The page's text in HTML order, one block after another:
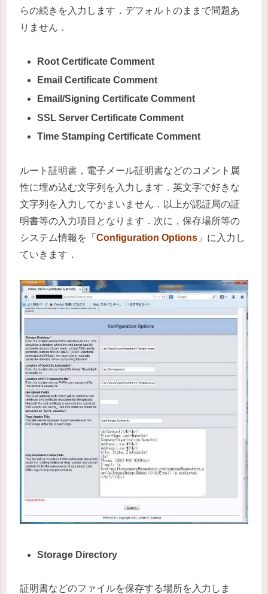
らの続きを入力します．デフォルトのままで問題あ
りません．
Root Certificate Comment
Email Certificate Comment
Email/Signing Certificate Comment
SSL Server Certificate Comment
Time Stamping Certificate Comment
ルート証明書，電子メール証明書などのコメント属
性に埋め込む文字列を入力します．英文字で好きな
文字列を入力してかまいません．以上が認証局の証
明書等の入力項目となります．次に，保存場所等の
システム情報を「 Configuration Options 」に入力し
ていきます．
Storage Directory
証明書などのファイルを保存する場所を入力しま